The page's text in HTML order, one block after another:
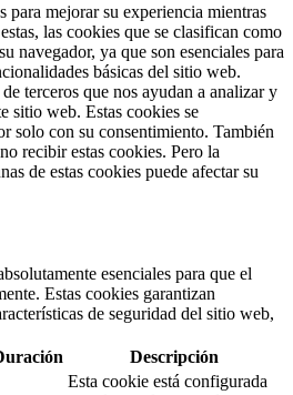
mejorar su experiencia mientras
las cookies que se clasifican como
navegador, ya que son esenciales para
básicas del sitio web.
terceros que nos ayudan a analizar y
sitio web. Estas cookies se
solo con su consentimiento. También
recibir estas cookies. Pero la
de estas cookies puede afectar su
esenciales para que el
Estas cookies garantizan
de seguridad del sitio web,
Descripción
Esta cookie está configurada